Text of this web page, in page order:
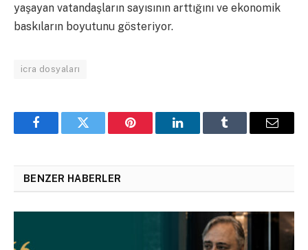
yaşayan vatandaşların sayısının arttığını ve ekonomik
baskıların boyutunu gösteriyor.
icra dosyaları
FacebookTwitter Pinterest LinkedInTumblr Email
BENZER HABERLER